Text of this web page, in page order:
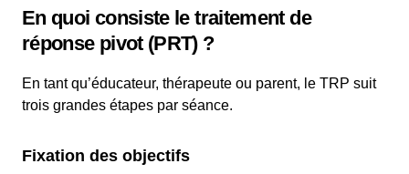
En quoi consiste le traitement de
réponse pivot (PRT) ?
En tant qu’éducateur, thérapeute ou parent, le TRP suit
trois grandes étapes par séance.
Fixation des objectifs